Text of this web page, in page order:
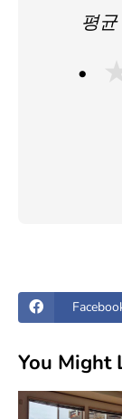
평
You Might